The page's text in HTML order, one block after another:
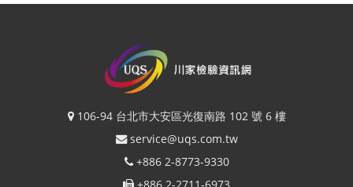
106-94 台北市大安區光復南路 102 號 6 樓
service@uqs.com.tw
+886 2-8773-9330